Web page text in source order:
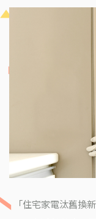
「住宅家電汰舊換